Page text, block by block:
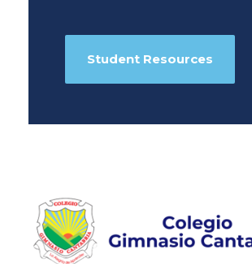
Student Resources